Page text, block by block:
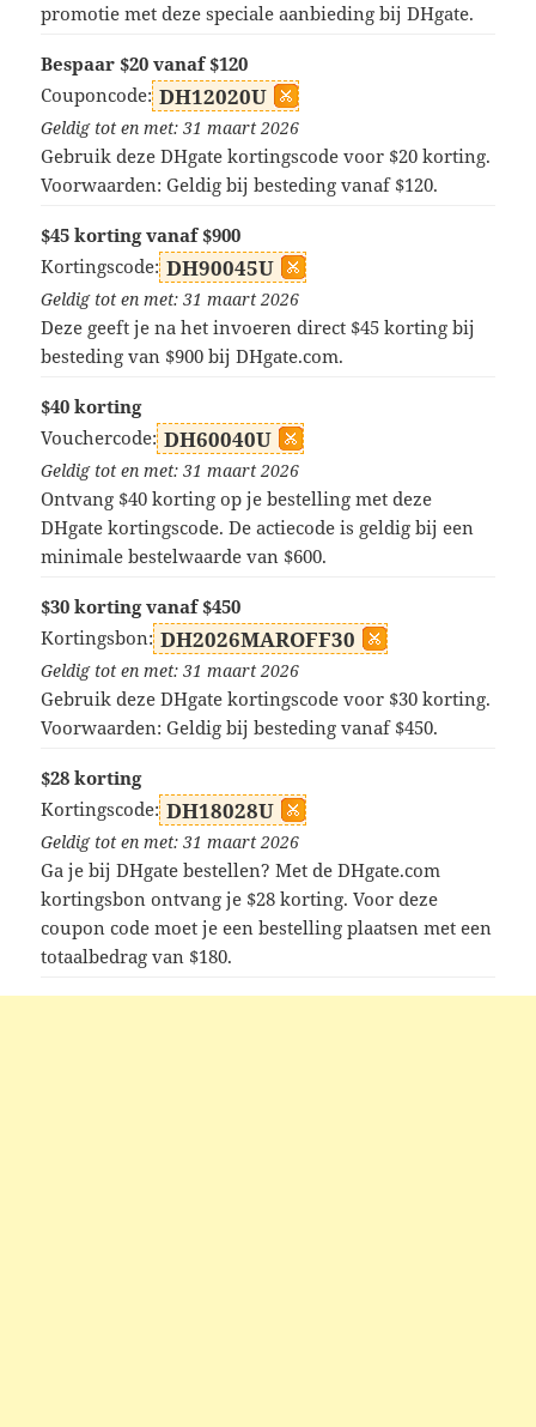
promotie met deze speciale aanbieding bij DHgate.
Bespaar $20 vanaf $120
Couponcode: DH12020U
Geldig tot en met: 31 maart 2026
Gebruik deze DHgate kortingscode voor $20 korting.
Voorwaarden: Geldig bij besteding vanaf $120.
$45 korting vanaf $900
Kortingscode: DH90045U
Geldig tot en met: 31 maart 2026
Deze geeft je na het invoeren direct $45 korting bij
besteding van $900 bij DHgate.com.
$40 korting
Vouchercode: DH60040U
Geldig tot en met: 31 maart 2026
Ontvang $40 korting op je bestelling met deze
DHgate kortingscode. De actiecode is geldig bij een
minimale bestelwaarde van $600.
$30 korting vanaf $450
Kortingsbon: DH2026MAROFF30
Geldig tot en met: 31 maart 2026
Gebruik deze DHgate kortingscode voor $30 korting.
Voorwaarden: Geldig bij besteding vanaf $450.
$28 korting
Kortingscode: DH18028U
Geldig tot en met: 31 maart 2026
Ga je bij DHgate bestellen? Met de DHgate.com
kortingsbon ontvang je $28 korting. Voor deze
coupon code moet je een bestelling plaatsen met een
totaalbedrag van $180.